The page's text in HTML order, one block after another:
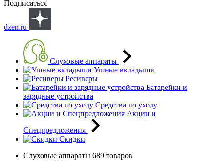
Подписаться
dzen.ru
Слуховые аппараты
Ушные вкладыши
Ресиверы
Батарейки и
зарядные устройства
Средства по уходу
Акции и
Спецпредложения
Скидки
Слуховые аппараты 689 товаров